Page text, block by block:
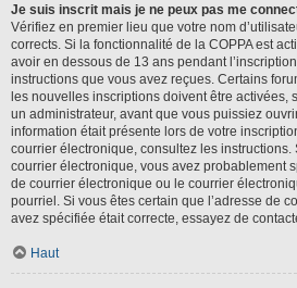
Je suis inscrit mais je ne peux pas me
Vérifiez en premier lieu que votre nom
corrects. Si la fonctionnalité de la COPPA est
avoir en dessous de 13 ans pendant
instructions que vous avez reçues. Certains
les nouvelles inscriptions doivent être activées,
un administrateur, avant que vous puissiez
information était présente lors de votre
courrier électronique, consultez les instructions.
courrier électronique, vous avez probablement
de courrier électronique ou le courrier
pourriel. Si vous êtes certain que l’adresse de
avez spécifiée était correcte, essayez de
Haut